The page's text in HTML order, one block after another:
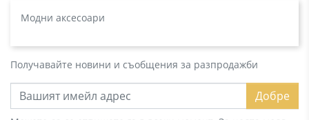
Модни аксесоари
Получавайте новини и съобщения за разпродажби
Добре